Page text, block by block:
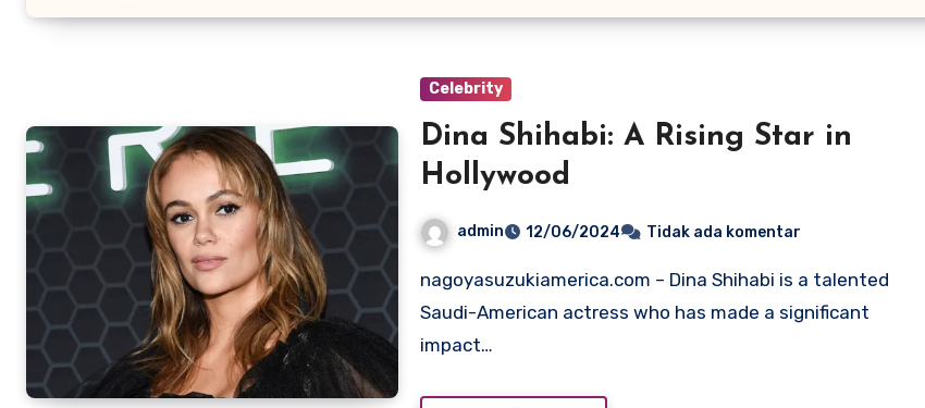
Celebrity
Dina Shihabi: A Rising Star in
Hollywood
admin 12/06/2024 Tidak ada komentar
nagoyasuzukiamerica.com – Dina Shihabi is a talented
Saudi-American actress who has made a significant
impact…